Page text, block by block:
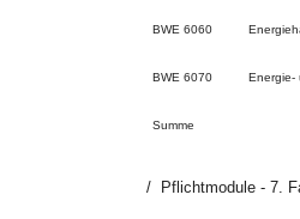
BWE 6060
BWE 6070 Energie-
Summe
Pflichtmodule - 7.